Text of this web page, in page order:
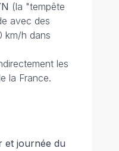
(la "tempête
avec des
km/h dans
les
la France.
et journée du